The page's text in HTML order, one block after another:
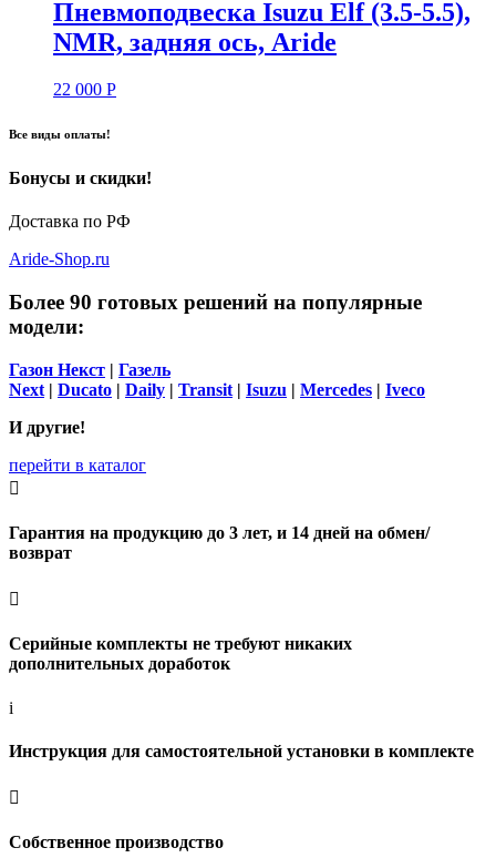
Пневмоподвеска Isuzu Elf (3.5-5.5),
NMR, задняя ось, Aride
22 000 Р
Все виды оплаты!
Бонусы и скидки!
Доставка по РФ
Aride-Shop.ru
Более 90 готовых решений на популярные
модели:
Газон Некст | Газель
Next | Ducato | Daily | Transit | Isuzu | Mercedes | Iveco
И другие!
перейти в каталог

Гарантия на продукцию до 3 лет, и 14 дней на обмен/
возврат

Серийные комплекты не требуют никаких
дополнительных доработок
i
Инструкция для самостоятельной установки в комплекте

Собственное производство